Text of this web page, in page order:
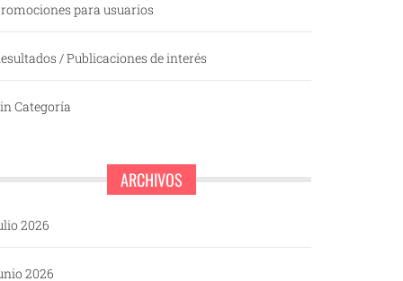
para usuarios
/ Publicaciones de interés
Categoría
ARCHIVOS
2026
2026